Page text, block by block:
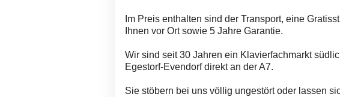
Im Preis enthalten sind der Transport, eine
Ihnen vor Ort sowie 5 Jahre Garantie.
Wir sind seit 30 Jahren ein Klavierfachmarkt
Egestorf-Evendorf direkt an der A7.
Sie stöbern bei uns völlig ungestört oder lassen